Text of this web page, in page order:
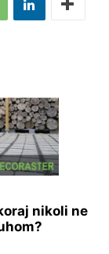
nikoli ne